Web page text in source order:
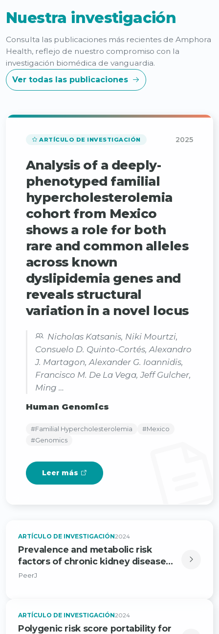
Nuestra investigación
Consulta las publicaciones más recientes de Amphora
Health, reflejo de nuestro compromiso con la
investigación biomédica de vanguardia.
Ver todas las publicaciones
ARTÍCULO DE INVESTIGACIÓN 2025
Analysis of a deeply-
phenotyped familial
hypercholesterolemia
cohort from Mexico
shows a role for both
rare and common alleles
across known
dyslipidemia genes and
reveals structural
variation in a novel locus
Nicholas Katsanis, Niki Mourtzi,
Consuelo D. Quinto-Cortés, Alexandro
J. Martagon, Alexander G. Ioannidis,
Francisco M. De La Vega, Jeff Gulcher,
Ming …
Human Genomics
#Familial Hypercholesterolemia
#Mexico
#Genomics
Leer más
ARTÍCULO DE INVESTIGACIÓN2024
Prevalence and metabolic risk
factors of chronic kidney disease
among a Mexican adult population: a
PeerJ
ARTÍCULO DE INVESTIGACIÓN2024
Polygenic risk score portability for